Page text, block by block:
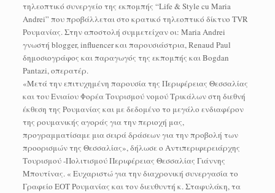
τηλεοπτικό συνεργείο της εκπομπής “Life & Style cu Maria
Andrei” που προβάλλεται στο κρατικό τηλεοπτικό δίκτυο TVR
Ρουμανίας. Στην αποστολή συμμετείχαν οι: Maria Andrei
γνωστή blogger, influencer και παρουσιάστρια, Renaud Paul
δημοσιογράφος και παραγωγός της εκπομπής και Bogdan
Pantazi, οπερατέρ.
«Μετά την επιτυχημένη παρουσία της Περιφέρειας Θεσσαλίας
και του Ενιαίου Φορέα Τουρισμού νομού Τρικάλων στη διεθνή
έκθεση της Ρουμανίας και με δεδομένο το μεγάλο ενδιαφέρον
της ρουμανικής αγοράς για την περιοχή μας,
προγραμματίσαμε μια σειρά δράσεων για την προβολή των
προορισμών της Θεσσαλίας», δήλωσε ο Αντιπεριφερειάρχης
Τουρισμού -Πολιτισμού Περιφέρειας Θεσσαλίας Γιάννης
Μπουτίνας. « Ευχαριστώ για την διαχρονική συνεργασία το
Γραφείο ΕΟΤ Ρουμανίας και τον διευθυντή κ. Σταφυλάκη, τα